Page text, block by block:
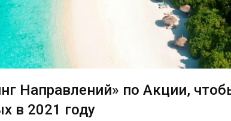
Направлений» по Акции,
в 2021 году